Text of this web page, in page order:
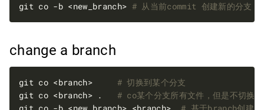
git co -b <new_branch> # 从当前commit 创建新的分支，
change a branch
git co <branch> # 切换到某个分支
git co <branch> . # co某个分支所有文件，但是不切换